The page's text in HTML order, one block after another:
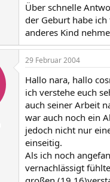
Über schnelle
der Geburt habe
anderes Kind
29 Februar 2004
Hallo nara, hallo
ich verstehe euch
auch seiner Arbeit
war auch noch ein
jedoch nicht nur
einseitig.
Als ich noch
vernachlässigt